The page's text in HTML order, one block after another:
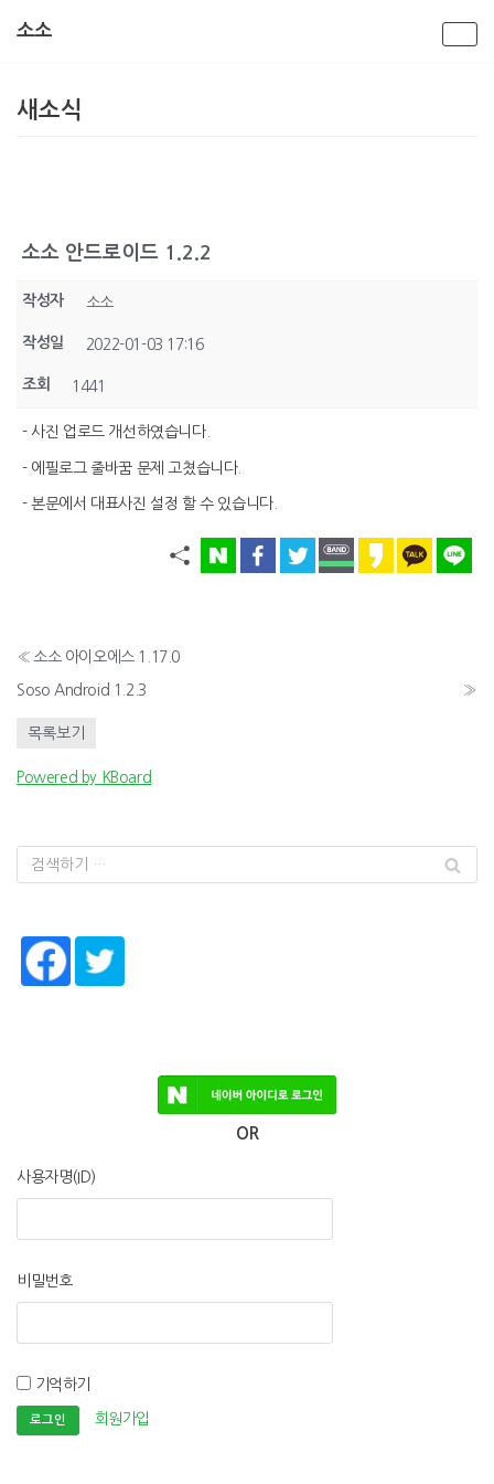
츠
소소
새소식
소소 안드로이드 1.2.2
작성자 소소
작성일 2022-01-03 17:16
조회 1441
- 사진 업로드 개선하였습니다.
- 에필로그 줄바꿈 문제 고쳤습니다.
- 본문에서 대표사진 설정 할 수 있습니다.
« 소소 아이오에스 1.17.0
Soso Android 1.2.3 »
목록보기
Powered by KBoard
OR
사용자명(ID)
비밀번호
기억하기
회원가입